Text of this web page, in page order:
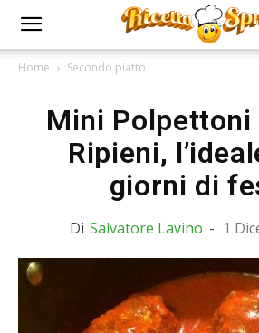
Home Secondo piatto
Mini Polpettoni
Ripieni,
giorni di
Di Salvatore Lavino - 1